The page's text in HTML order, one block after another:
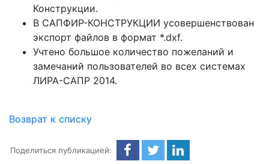
Конструкции.
В САПФИР-КОНСТРУКЦИИ усовершенствован
экспорт файлов в формат *.dxf.
Учтено большое количество пожеланий и
замечаний пользователей во всех системах
ЛИРА-САПР 2014.
Возврат к списку
Поделиться публикацией: